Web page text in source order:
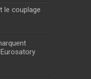
le couplage